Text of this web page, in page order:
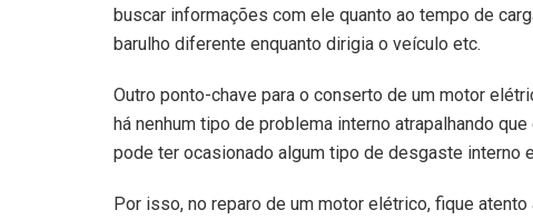
buscar informações com ele quanto ao tempo de
barulho diferente enquanto dirigia o veículo etc.
Outro ponto-chave para o conserto de um motor
há nenhum tipo de problema interno atrapalhando
pode ter ocasionado algum tipo de desgaste interno
Por isso, no reparo de um motor elétrico, fique